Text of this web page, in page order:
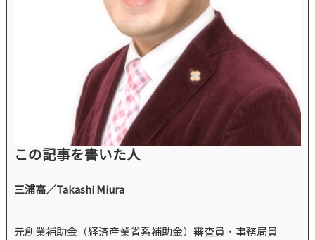
この記事を書いた人
三浦高／Takashi Miura
元創業補助金（経済産業省系補助金）審査員・事務局員